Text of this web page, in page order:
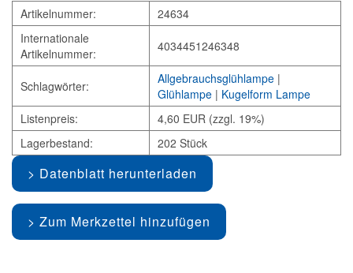
Artikelnummer:
24634
Internationale
Artikelnummer:
4034451246348
Schlagwörter: Allgebrauchsglühlampe |
Glühlampe | Kugelform Lampe
Listenpreis:
4,60 EUR (zzgl. 19%)
Lagerbestand:
202 Stück
Datenblatt herunterladen
Zum Merkzettel hinzufügen